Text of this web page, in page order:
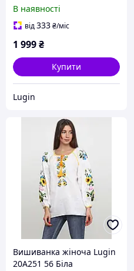
В наявності
від333₴/міс
1 999₴
Купити
Lugin
Вишиванка жіноча Lugin
20А251 56 Біла